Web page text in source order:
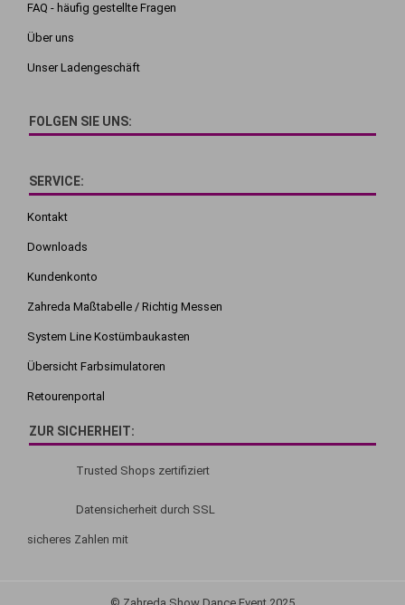
FAQ - häufig gestellte Fragen
Über uns
Unser Ladengeschäft
FOLGEN SIE UNS:
SERVICE:
Kontakt
Downloads
Kundenkonto
Zahreda Maßtabelle / Richtig Messen
System Line Kostümbaukasten
Übersicht Farbsimulatoren
Retourenportal
ZUR SICHERHEIT:
Trusted Shops zertifiziert
Datensicherheit durch SSL
sicheres Zahlen mit